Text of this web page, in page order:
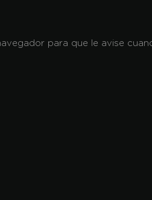
para que le avise